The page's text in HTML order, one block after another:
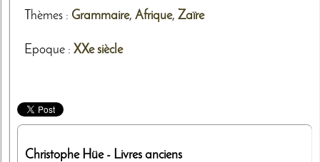
Thèmes : Grammaire, Afrique, Zaïre
Epoque : XXe siècle
Christophe Hüe- Livres anciens